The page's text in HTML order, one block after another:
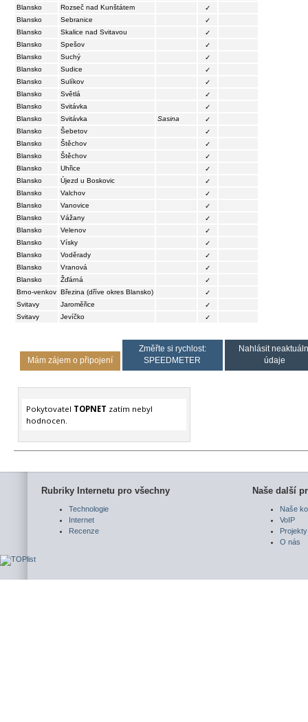
Blansko
Rozseč nad Kunštátem
✓
Blansko
Sebranice
✓
Blansko
Skalice nad Svitavou
✓
Blansko
Spešov
✓
Blansko
Suchý
✓
Blansko
Sudice
✓
Blansko
Sulíkov
✓
Blansko
Světlá
✓
Blansko
Svitávka
✓
Blansko
Svitávka Sasina
✓
Blansko
Šebetov
✓
Blansko
Štěchov
✓
Blansko
Štěchov
✓
Blansko
Uhřice
✓
Blansko
Újezd u Boskovic
✓
Blansko
Valchov
✓
Blansko
Vanovice
✓
Blansko
Vážany
✓
Blansko
Velenov
✓
Blansko
Vísky
✓
Blansko
Voděrady
✓
Blansko
Vranová
✓
Blansko
Žďárná
✓
Brno-venkov Březina (dříve okres Blansko)
✓
Svitavy
Jaroměřice
✓
Svitavy
Jevíčko ✓
Mám zájem o připojení
Změřte si rychlost:
SPEEDMETER
Nahlásit
údaje
Pokytovatel TOPNET zatím nebyl
hodnocen.
Rubriky Internetu pro všechny
Technologie
Internet
Recenze
Naše další
Naše
VoIP
Projekty
O nás